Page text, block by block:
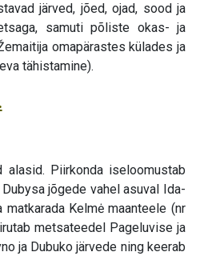
järved, jõed, ojad, sood ja
samuti põliste okas- ja
omapärastes külades ja
tähistamine).
alasid. Piirkonda iseloomustab
jõgede vahel asuval Ida-
Kelmė maanteele (nr
metsateedel Pageluvise ja
ja Dubuko järvede ning keerab